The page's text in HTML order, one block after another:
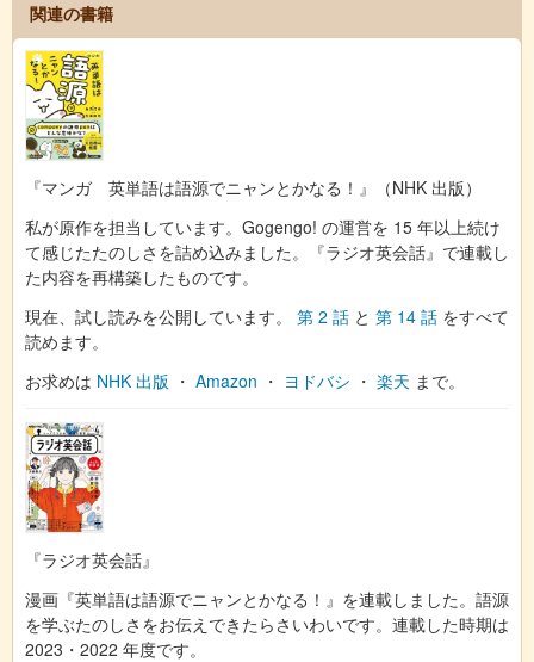
関連の書籍
『マンガ 英単語は語源でニャンとかなる！』（NHK 出版）
私が原作を担当しています。Gogengo! の運営を 15 年以上続け
て感じたたのしさを詰め込みました。『ラジオ英会話』で連載し
た内容を再構築したものです。
現在、試し読みを公開しています。 第 2 話 と 第 14 話 をすべて
読めます。
お求めは NHK 出版 ・ Amazon ・ ヨドバシ ・ 楽天 まで。
『ラジオ英会話』
漫画『英単語は語源でニャンとかなる！』を連載しました。語源
を学ぶたのしさをお伝えできたらさいわいです。連載した時期は
2023・2022 年度です。